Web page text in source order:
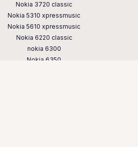
Nokia 3720 classic
Nokia 5310 xpressmusic
Nokia 5610 xpressmusic
Nokia 6220 classic
nokia 6300
Nokia 6350